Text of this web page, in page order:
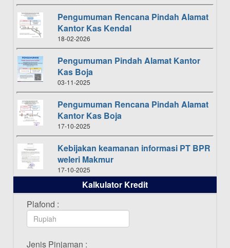
Pengumuman Rencana Pindah Alamat
Kantor Kas Kendal
18-02-2026
Pengumuman Pindah Alamat Kantor
Kas Boja
03-11-2025
Pengumuman Rencana Pindah Alamat
Kantor Kas Boja
17-10-2025
Kebijakan keamanan informasi PT BPR
weleri Makmur
17-10-2025
Daftar Pemenang Undian TAMASHA
Bulan Oktober 2025
16-10-2025
Kalkulator Kredit
Plafond :
Jenis Pinjaman :